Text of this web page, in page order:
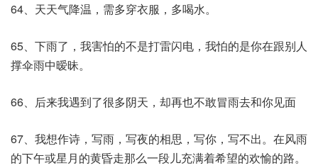
64、天天气降温，需多穿衣服，多喝水。
65、下雨了，我害怕的不是打雷闪电，我怕的是你在跟别人
撑伞雨中暧昧。
66、后来我遇到了很多阴天，却再也不敢冒雨去和你见面
67、我想作诗，写雨，写夜的相思，写你，写不出。在风雨
的下午或星月的黄昏走那么一段儿充满着希望的欢愉的路。